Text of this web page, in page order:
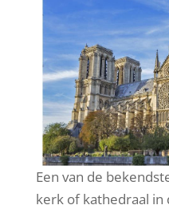
Een van de
kerk of kathedraal